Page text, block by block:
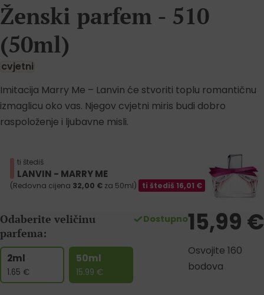
Ženski parfem - 510
(50ml)
cvjetni
Imitacija Marry Me – Lanvin će stvoriti toplu romantičnu
izmaglicu oko vas. Njegov cvjetni miris budi dobro
raspoloženje i ljubavne misli.
ti štediš
LANVIN - MARRY ME
(Redovna cijena 32,00 € za 50ml) ti štediš 16,01 €
Odaberite veličinu
parfema:
2ml
1.65 €
50ml
15.99 €
Dostupno15,99 €
Osvojite 160
bodova